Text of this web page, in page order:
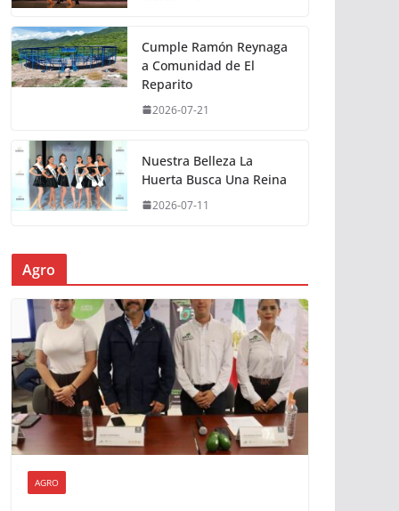
Cumple Ramón Reynaga
a Comunidad de El
Reparito
2026-07-21
Nuestra Belleza La
Huerta Busca Una Reina
2026-07-11
Agro
AGRO